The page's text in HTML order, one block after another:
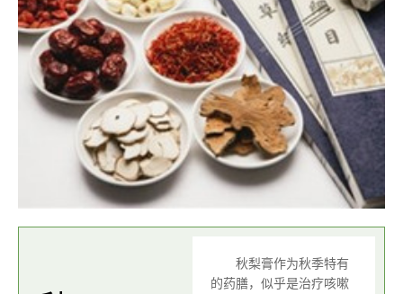
秋梨膏作为秋季特有
的药膳，似乎是治疗咳嗽